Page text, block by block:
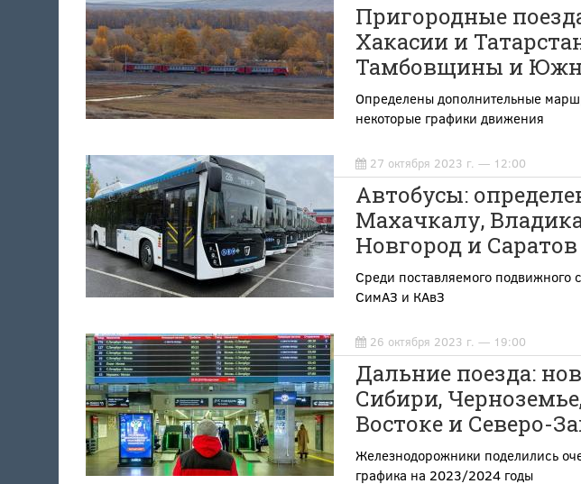
Пригородные
Хакасии и
Тамбовщины и
Определены дополнительные
некоторые графики движения
27 октября 2023 г. — 12:00
Автобусы:
Махачкалу,
Новгород и Саратов
Среди поставляемого
СимАЗ и КАвЗ
26 октября 2023 г. — 19:00
Дальние поезда:
Сибири,
Востоке и Северо-
Железнодорожники поделились
графика на 2023/2024 годы